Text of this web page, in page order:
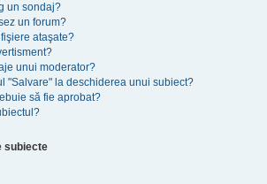
un sondaj?
un forum?
ataşate?
unui moderator?
"Salvare" la deschiderea unui subiect?
să fie aprobat?
subiecte